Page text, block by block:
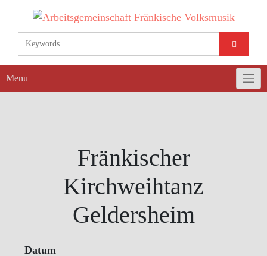
content
Menu
Fränkischer
Kirchweihtanz
Geldersheim
Datum